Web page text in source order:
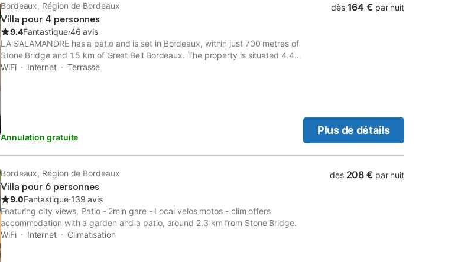
Bordeaux, Région de Bordeaux
Villa pour 4 personnes
9.4Fantastique⋅46 avis
LA SALAMANDRE has a patio and is set in Bordeaux, within just 700 metres of
Stone Bridge and 1.5 km of Great Bell Bordeaux. The property is situated 4.4
km from Grand Théâtre de Bordeaux, 4.8 km from Bordeaux Cathedral and 4.
WiFi Internet Terrasse
Annulation gratuite
dès 164 € par nuit
Plus de détails
Bordeaux, Région de Bordeaux
Villa pour 6 personnes
9.0Fantastique⋅139 avis
Featuring city views, Patio - 2min gare - Local velos motos - clim offers
accommodation with a garden and a patio, around 2.3 km from Stone Bridge.
WiFi
Internet Climatisation
dès 208 € par nuit